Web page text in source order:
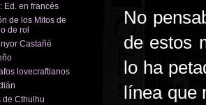
No
de estos
lo ha
línea que
Ed. en francés
de los Mitos de
de rol
Castañé
lovecraftianos
de Cthulhu